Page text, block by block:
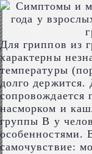
Для гриппов из
характерны
температуры
долго держится.
сопровождается
насморком и
группы B у
особенностями.
самочувствие: